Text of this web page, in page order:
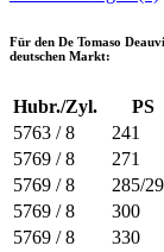
Für den De Tomaso
deutschen Markt:
Hubr./Zyl. PS
5763 / 8
241
5769 / 8
271
5769 / 8
285/
5769 / 8
300
5769 / 8
330